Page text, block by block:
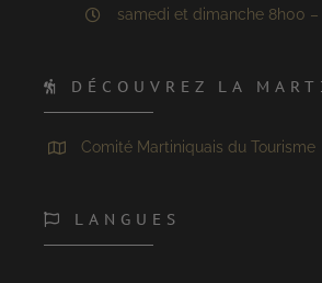
samedi et dimanche 8h00 –
DÉCOUVREZ LA
Comité Martiniquais du Tourisme
LANGUES